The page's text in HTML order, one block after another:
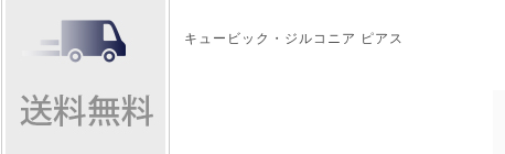
プチネームネックレス
誕生石コレクション
バーネックレスコレクション
ディスクとサークルのコレクション
ギフトコレクション
キュービック・ジルコニア ピアス